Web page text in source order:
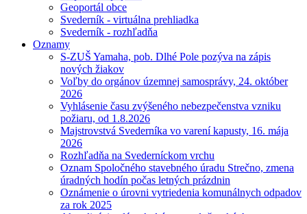
Geoportál obce
Svederník - virtuálna prehliadka
Svederník - rozhľadňa
Oznamy
S-ZUŠ Yamaha, pob. Dlhé Pole pozýva na zápis
nových žiakov
Voľby do orgánov územnej samosprávy, 24. október
2026
Vyhlásenie času zvýšeného nebezpečenstva vzniku
požiaru, od 1.8.2026
Majstrovstvá Svederníka vo varení kapusty, 16. mája
2026
Rozhľadňa na Svederníckom vrchu
Oznam Spoločného stavebného úradu Strečno, zmena
úradných hodín počas letných prázdnin
Oznámenie o úrovni vytriedenia komunálnych odpadov
za rok 2025